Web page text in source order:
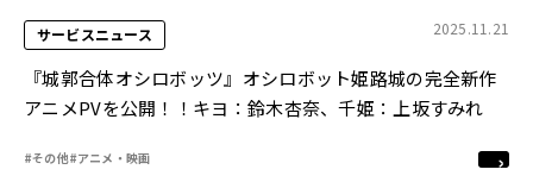
サービスニュース 2025.11.21
『城郭合体オシロボッツ』オシロボット姫路城の完全新作
アニメPVを公開！！キヨ：鈴木杏奈、千姫：上坂すみれ
#その他#アニメ・映画